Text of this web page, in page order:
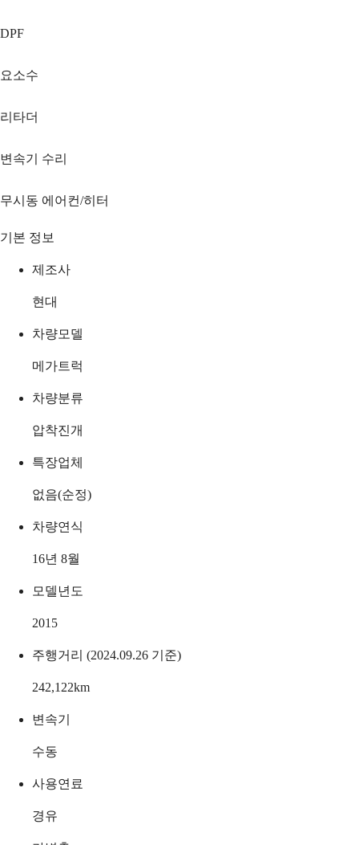
DPF
요소수
리타더
변속기 수리
무시동 에어컨/히터
기본 정보
제조사
현대
차량모델
메가트럭
차량분류
압착진개
특장업체
없음(순정)
차량연식
16년 8월
모델년도
2015
주행거리 (2024.09.26 기준)
242,122km
변속기
수동
사용연료
경유